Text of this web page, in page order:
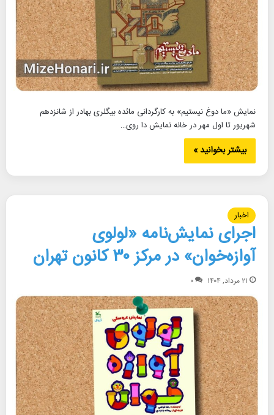
نمایش «ما دوغ نیستیم» به کارگردانی مائده بیگلری بهادر از شانزدهم
شهریور تا اول مهر در خانه نمایش دا روی…
بیشتر بخوانید »
اخبار
اجرای نمایش‌نامه «لولوی
آوازه‌خوان» در مرکز ۳۰ کانون تهران
۲۱ مرداد, ۱۴۰۴ ۰